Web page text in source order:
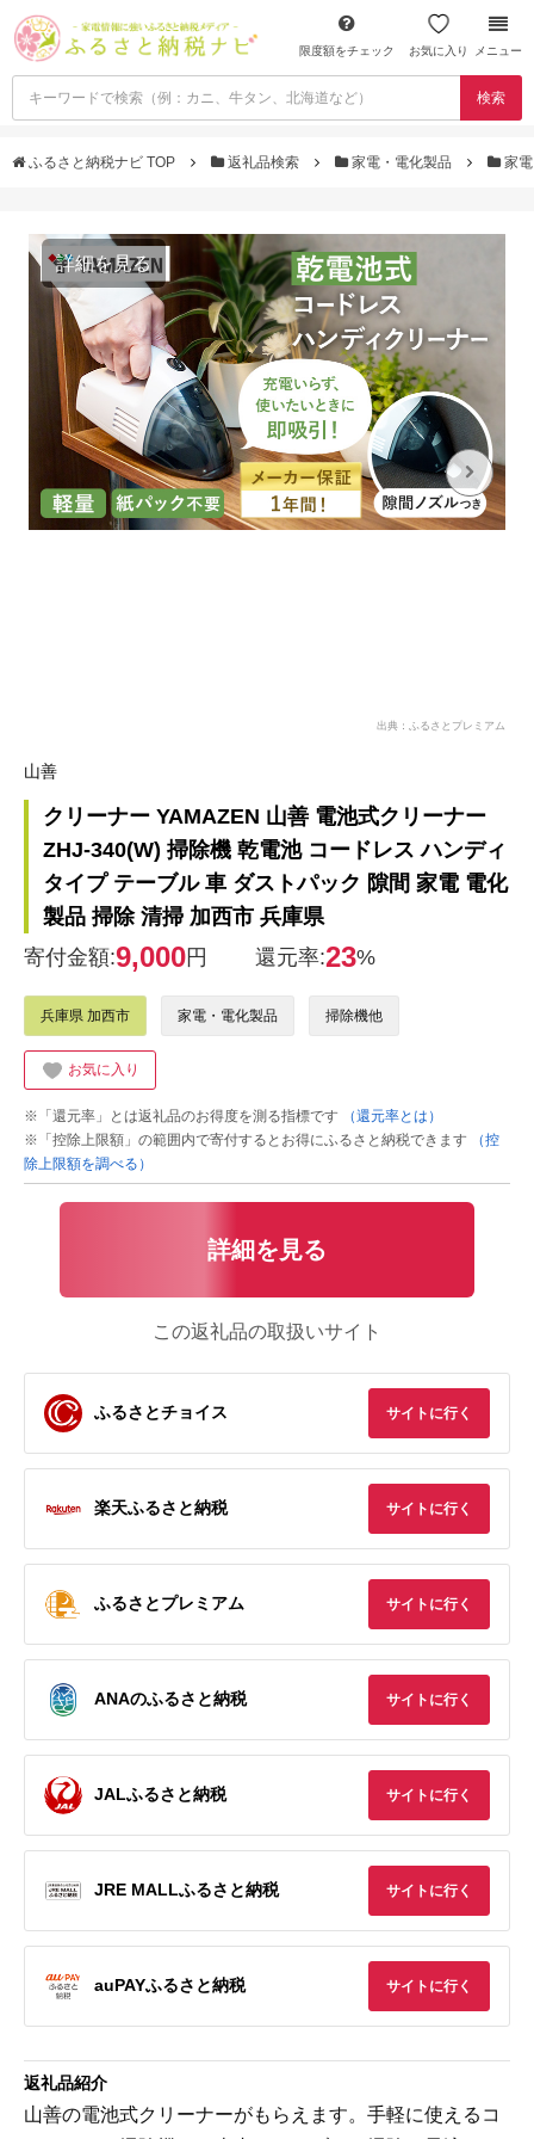
限度額をチェック お気に入り メニュー
検索
ふるさと納税ナビ TOP 返礼品検索 家電・電化製品 家電
詳細を見る
出典：ふるさとプレミアム
山善
クリーナー YAMAZEN 山善 電池式クリーナー
ZHJ-340(W) 掃除機 乾電池 コードレス ハンディ
タイプ テーブル 車 ダストパック 隙間 家電 電化
製品 掃除 清掃 加西市 兵庫県
寄付金額:9,000円 還元率:23%
兵庫県 加西市 家電・電化製品 掃除機他
お気に入り
※「還元率」とは返礼品のお得度を測る指標です
（還元率とは）
※「控除上限額」の範囲内で寄付するとお得にふるさと納税できます
（控
除上限額を調べる）
詳細を見る
この返礼品の取扱いサイト
ふるさとチョイス サイトに行く
楽天ふるさと納税 サイトに行く
ふるさとプレミアム サイトに行く
ANAのふるさと納税 サイトに行く
JALふるさと納税 サイトに行く
JRE MALLふるさと納税 サイトに行く
auPAYふるさと納税 サイトに行く
返礼品紹介
山善の電池式クリーナーがもらえます。手軽に使えるコ